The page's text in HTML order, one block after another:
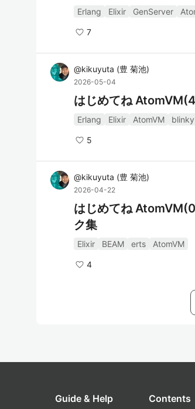
Erlang Elixir GenServer
7
@kikuyuta (豊 菊池)
2026-05-04
はじめてね
Erlang Elixir AtomVM blinky
5
@kikuyuta (豊 菊池)
2026-04-22
はじめてね
ク集
Elixir BEAM erts AtomVM
4
Guide & Help Contents